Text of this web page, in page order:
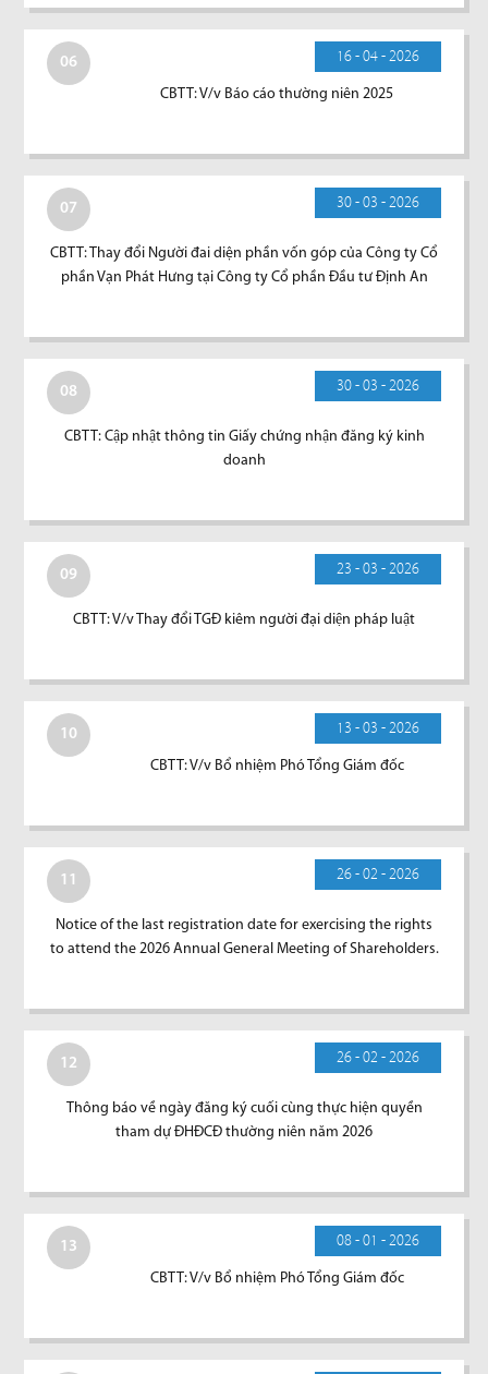
06 16 - 04 - 2026
CBTT: V/v Báo cáo thường niên 2025
07 30 - 03 - 2026
CBTT: Thay đổi Người đai diện phần vốn góp của Công ty Cổ
phần Vạn Phát Hưng tại Công ty Cổ phần Đầu tư Định An
08 30 - 03 - 2026
CBTT: Cập nhật thông tin Giấy chứng nhận đăng ký kinh
doanh
09 23 - 03 - 2026
CBTT: V/v Thay đổi TGĐ kiêm người đại diện pháp luật
10 13 - 03 - 2026
CBTT: V/v Bổ nhiệm Phó Tổng Giám đốc
11 26 - 02 - 2026
Notice of the last registration date for exercising the rights
to attend the 2026 Annual General Meeting of Shareholders.
12 26 - 02 - 2026
Thông báo về ngày đăng ký cuối cùng thực hiện quyền
tham dự ĐHĐCĐ thường niên năm 2026
13 08 - 01 - 2026
CBTT: V/v Bổ nhiệm Phó Tổng Giám đốc